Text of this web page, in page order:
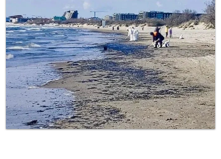
Библиотека
Регистрация и Вход